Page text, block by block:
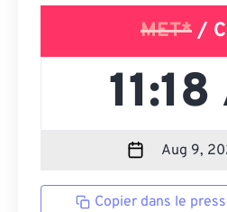
MET* /
Copier dans le